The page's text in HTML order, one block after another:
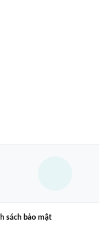
sách bảo mật